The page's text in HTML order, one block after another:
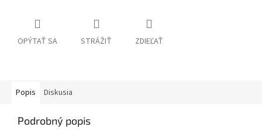
OPÝTAŤ SA STRÁŽIŤ ZDIEĽAŤ
Popis Diskusia
Podrobný popis